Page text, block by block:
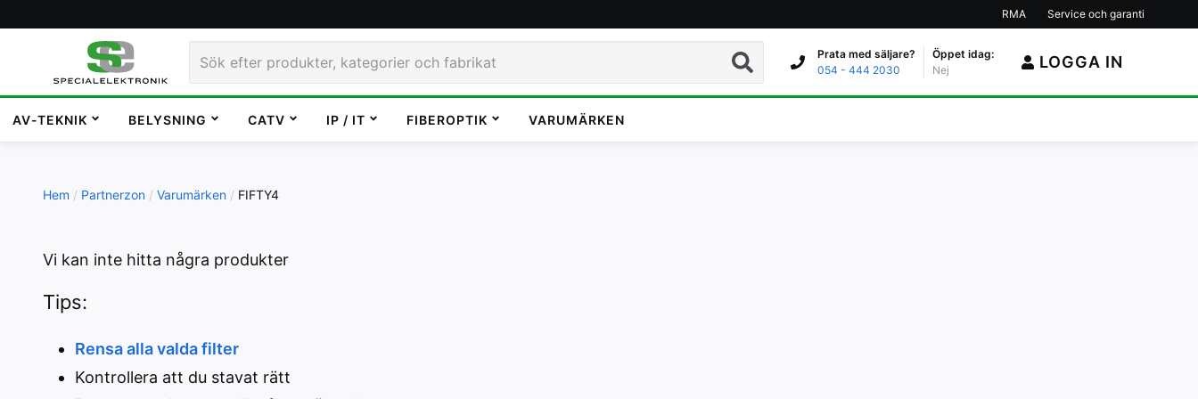
RMA Service och garanti
Sök
Prata med säljare?
054 - 444 2030
Öppet idag:
Nej
LOGGA IN
AV-TEKNIK BELYSNING CATV IP / IT FIBEROPTIK VARUMÄRKEN
Hem Partnerzon Varumärken FIFTY4
Vi kan inte hitta några produkter
Tips:
Rensa alla valda filter
Kontrollera att du stavat rätt